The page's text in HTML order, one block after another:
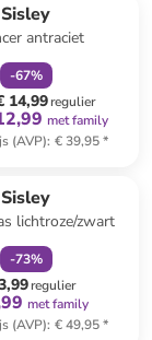
Sisley
antraciet
-67%
14,99regulier
met family
(AVP): € 39,95*
Sisley
lichtroze/zwart
-73%
regulier
met family
(AVP): € 49,95*